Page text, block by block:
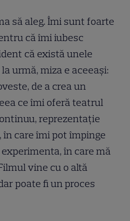
să aleg. Îmi sunt foarte
că îmi iubesc
că există unele
urmă, miza e aceeași:
de a crea un
ce îmi oferă teatrul
reprezentație
în care îmi pot împinge
în care mă
vine cu o altă
poate fi un proces